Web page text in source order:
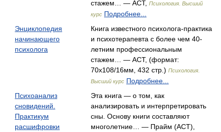
стажем… — АСТ, Психология. Высший
курс Подробнее...
Энциклопедия
начинающего
психолога
Книга известного психолога-практика
и психотерапевта с более чем 40-
летним профессиональным
стажем… — АСТ, (формат:
70x108/16мм, 432 стр.) Психология.
Высший курс Подробнее...
Психоанализ
сновидений.
Практикум
расшифровки
Эта книга — о том, как
анализировать и интерпретировать
сны. Основу книги составляют
многолетние… — Прайм (АСТ),